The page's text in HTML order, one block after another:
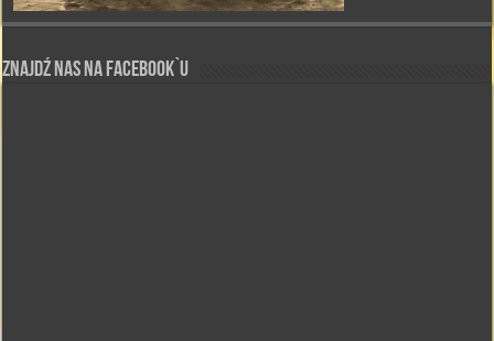
Znajdź nas na Facebook`u